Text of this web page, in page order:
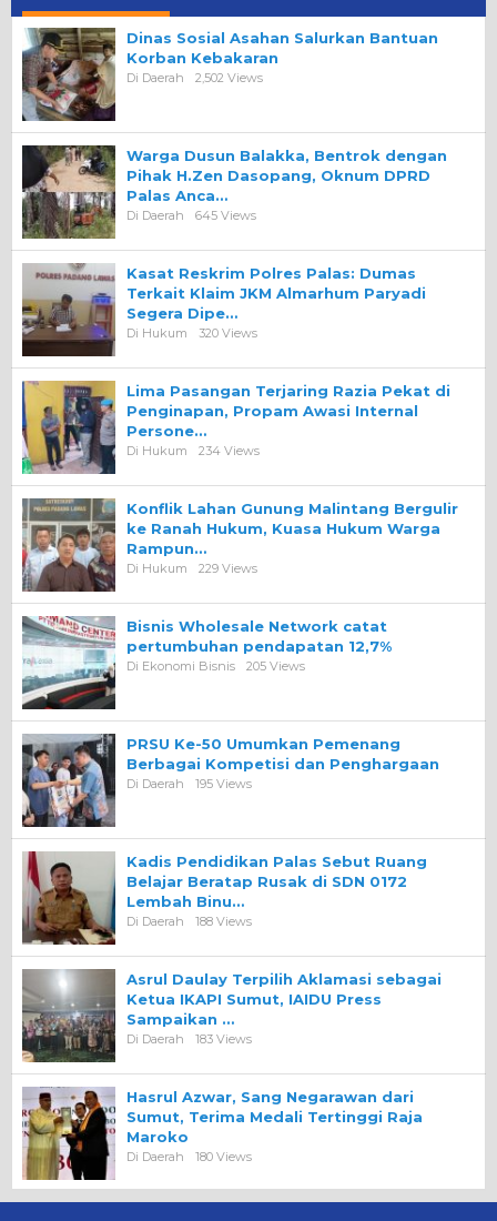
Dinas Sosial Asahan Salurkan Bantuan
Korban Kebakaran
Di Daerah 2,502 Views
Warga Dusun Balakka, Bentrok dengan
Pihak H.Zen Dasopang, Oknum DPRD
Palas Anca…
Di Daerah 645 Views
Kasat Reskrim Polres Palas: Dumas
Terkait Klaim JKM Almarhum Paryadi
Segera Dipe…
Di Hukum 320 Views
Lima Pasangan Terjaring Razia Pekat di
Penginapan, Propam Awasi Internal
Persone…
Di Hukum 234 Views
Konflik Lahan Gunung Malintang Bergulir
ke Ranah Hukum, Kuasa Hukum Warga
Rampun…
Di Hukum 229 Views
Bisnis Wholesale Network catat
pertumbuhan pendapatan 12,7%
Di Ekonomi Bisnis 205 Views
PRSU Ke-50 Umumkan Pemenang
Berbagai Kompetisi dan Penghargaan
Di Daerah 195 Views
Kadis Pendidikan Palas Sebut Ruang
Belajar Beratap Rusak di SDN 0172
Lembah Binu…
Di Daerah 188 Views
Asrul Daulay Terpilih Aklamasi sebagai
Ketua IKAPI Sumut, IAIDU Press
Sampaikan …
Di Daerah 183 Views
Hasrul Azwar, Sang Negarawan dari
Sumut, Terima Medali Tertinggi Raja
Maroko
Di Daerah 180 Views